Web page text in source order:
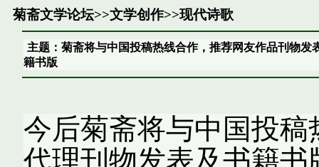
菊斋文学论坛>>文学创作>>现代诗歌
主题：菊斋将与中国投稿热线合作，推荐网友作品刊物发
籍书版
今后菊斋将与中国投
代理刊物发表及书籍